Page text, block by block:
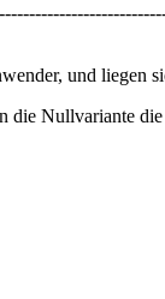
und liegen
die Nullvariante die